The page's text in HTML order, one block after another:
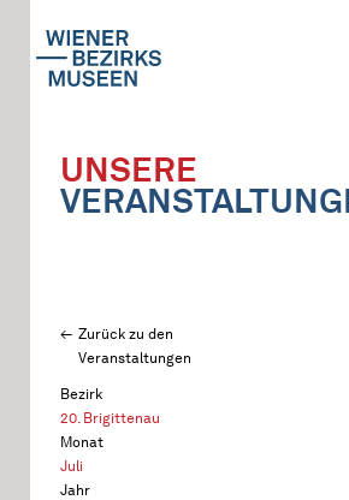
UNSERE
Zurück zu den
Veranstaltungen
Bezirk
20. Brigittenau
Monat
Juli
Jahr